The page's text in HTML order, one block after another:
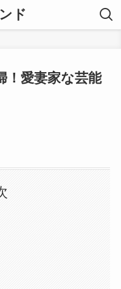
ド
！愛妻家な芸能